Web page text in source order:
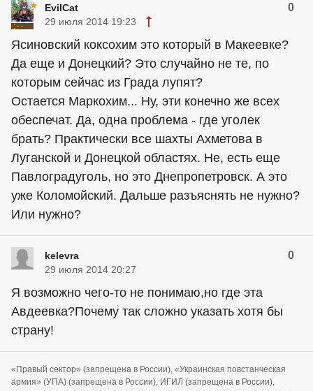
EvilCat 0
29 июля 2014 19:23
Ясиновский коксохим это который в Макеевке?
Да еще и Донецкий? Это случайно не те, по
которым сейчас из Града лупят?
Остается Маркохим... Ну, эти конечно же всех
обеспечат. Да, одна проблема - где уголек
брать? Практически все шахты Ахметова в
Луганской и Донецкой областях. Не, есть еще
Павлоградуголь, но это Днепропетровск. А это
уже Коломойский. Дальше разъяснять не нужно?
Или нужно?
kelevra 0
29 июля 2014 20:27
Я возможно чего-то не понимаю,но где эта
Авдеевка?Почему так сложно указать хотя бы
страну!
«Правый сектор» (запрещена в России), «Украинская повстанческая
армия» (УПА) (запрещена в России), ИГИЛ (запрещена в России),